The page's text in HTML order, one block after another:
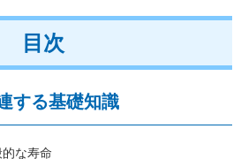
目次
する基礎知識
な寿命